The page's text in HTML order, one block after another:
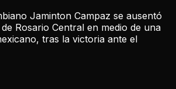
Jaminton Campaz se ausentó
Rosario Central en medio de una
tras la victoria ante el